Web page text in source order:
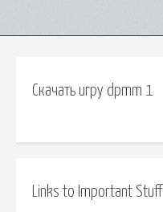
Скачать игру dpmm 1
Links to Important Stuff